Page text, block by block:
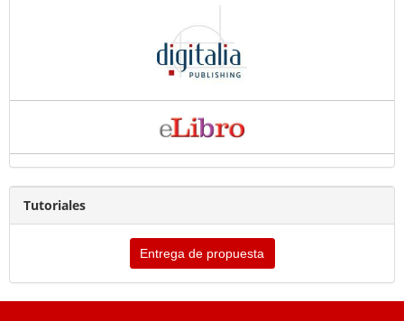
Tutoriales
Entrega de propuesta